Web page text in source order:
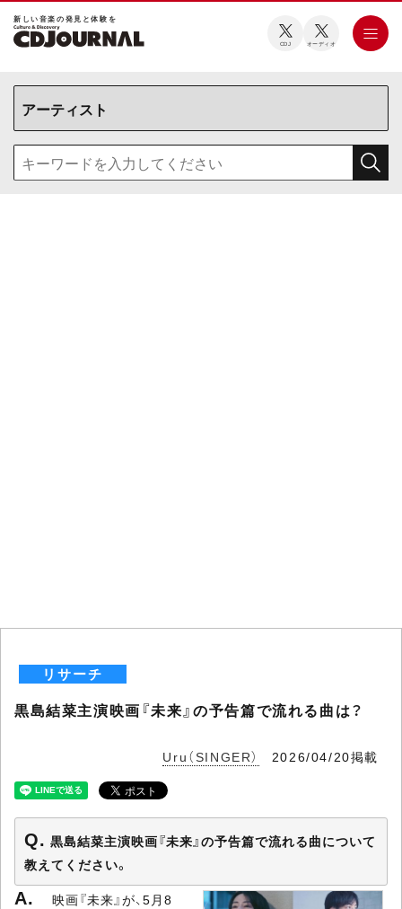
新しい⾳楽の発⾒と体験を
CDJ オーディオ
リサーチ
黒島結菜主演映画『未来』の予告篇で流れる曲は？
Uru（SINGER） 2026/04/20掲載
黒島結菜主演映画『未来』の予告篇で流れる曲について
教えてください。
映画『未来』が、5月8